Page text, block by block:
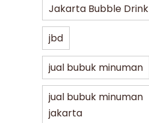
Jakarta Bubble Drink
jbd
jual bubuk minuman
jual bubuk minuman
jakarta